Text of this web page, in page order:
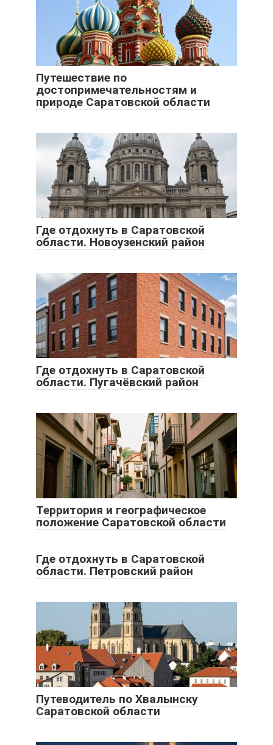
Путешествие по
достопримечательностям и
природе Саратовской области
Где отдохнуть в Саратовской
области. Новоузенский район
Где отдохнуть в Саратовской
области. Пугачёвский район
Территория и географическое
положение Саратовской области
Где отдохнуть в Саратовской
области. Петровский район
Путеводитель по Хвалынску
Саратовской области